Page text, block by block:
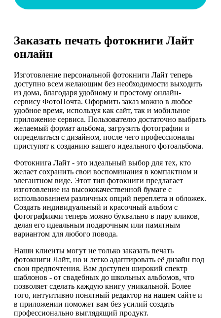
Заказать печать фотокниги Лайт
онлайн
Изготовление персональной фотокниги Лайт теперь
доступно всем желающим без необходимости выходить
из дома, благодаря удобному и простому онлайн-
сервису ФотоПочта. Оформить заказ можно в любое
удобное время, используя как сайт, так и мобильное
приложение сервиса. Пользователю достаточно выбрать
желаемый формат альбома, загрузить фотографии и
определиться с дизайном, после чего профессионалы
приступят к созданию вашего идеального фотоальбома.
Фотокнига Лайт - это идеальный выбор для тех, кто
желает сохранить свои воспоминания в компактном и
элегантном виде. Этот тип фотокниги предлагает
изготовление на высококачественной бумаге с
использованием различных опций переплета и обложек.
Создать индивидуальный и красочный альбом с
фотографиями теперь можно буквально в пару кликов,
делая его идеальным подарочным или памятным
вариантом для любого повода.
Наши клиенты могут не только заказать печать
фотокниги Лайт, но и легко адаптировать её дизайн под
свои предпочтения. Вам доступен широкий спектр
шаблонов - от свадебных до школьных альбомов, что
позволяет сделать каждую книгу уникальной. Более
того, интуитивно понятный редактор на нашем сайте и
в приложении поможет вам без усилий создать
профессионально выглядящий продукт.